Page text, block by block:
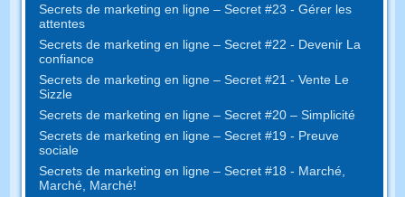
Secrets de marketing en ligne – Secret #23 - Gérer les
attentes
Secrets de marketing en ligne – Secret #22 - Devenir La
confiance
Secrets de marketing en ligne – Secret #21 - Vente Le
Sizzle
Secrets de marketing en ligne – Secret #20 – Simplicité
Secrets de marketing en ligne – Secret #19 - Preuve
sociale
Secrets de marketing en ligne – Secret #18 - Marché,
Marché, Marché!